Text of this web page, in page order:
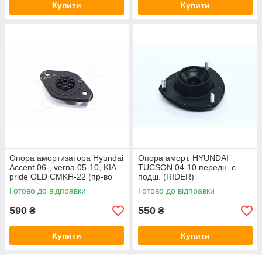
Купити Купити
Опора амортизатора Hyundai
Accent 06-, verna 05-10, KIA
pride OLD CMKH-22 (пр-во
CTR) GA0025
Готово до відправки
590 ₴
Купити
Опора аморт. HYUNDAI
TUCSON 04-10 передн. с
подш. (RIDER)
RD.3438546102E2
Готово до відправки
550 ₴
Купити